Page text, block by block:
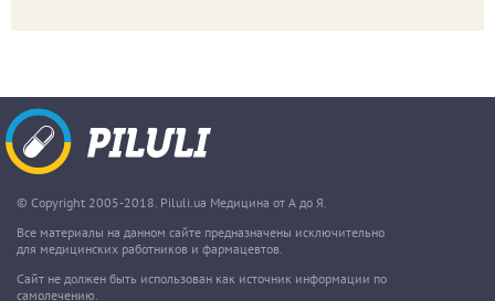
© Copyright 2005-2018. Piluli.ua Медицина от А до Я.
Все материалы на данном сайте предназначены исключительно
для медицинских работников и фармацевтов.
Сайт не должен быть использован как источник информации по
самолечению.